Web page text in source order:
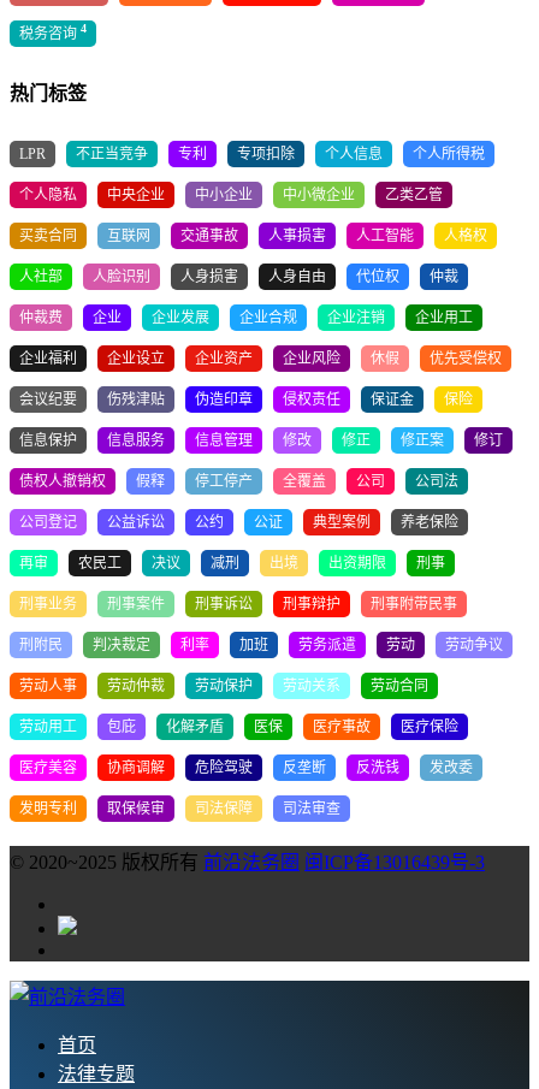
税务咨询 4
热门标签
LPR 不正当竞争 专利 专项扣除 个人信息 个人所得税
个人隐私 中央企业 中小企业 中小微企业 乙类乙管
买卖合同 互联网 交通事故 人事损害 人工智能 人格权
人社部 人脸识别 人身损害 人身自由 代位权 仲裁
仲裁费 企业 企业发展 企业合规 企业注销 企业用工
企业福利 企业设立 企业资产 企业风险 休假 优先受偿权
会议纪要 伤残津贴 伪造印章 侵权责任 保证金 保险
信息保护 信息服务 信息管理 修改 修正 修正案 修订
债权人撤销权 假释 停工停产 全覆盖 公司 公司法
公司登记 公益诉讼 公约 公证 典型案例 养老保险
再审 农民工 决议 减刑 出境 出资期限 刑事
刑事业务 刑事案件 刑事诉讼 刑事辩护 刑事附带民事
刑附民 判决裁定 利率 加班 劳务派遣 劳动 劳动争议
劳动人事 劳动仲裁 劳动保护 劳动关系 劳动合同
劳动用工 包庇 化解矛盾 医保 医疗事故 医疗保险
医疗美容 协商调解 危险驾驶 反垄断 反洗钱 发改委
发明专利 取保候审 司法保障 司法审查
© 2020~2025 版权所有 前沿法务圈 闽ICP备13016439号-3
首页
法律专题